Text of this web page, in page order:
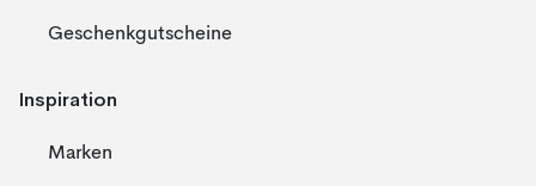
Geschenkgutscheine
Inspiration
Marken